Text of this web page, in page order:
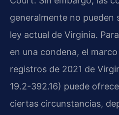
generalmente no pueden
ley actual de Virginia.
en una condena, el
registros de 2021 de
19.2-392.16) puede
ciertas circunstancias,